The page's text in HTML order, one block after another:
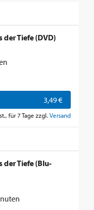
der Tiefe (DVD)
3,49 €
für 7 Tage zzgl. Versand
der Tiefe (Blu-